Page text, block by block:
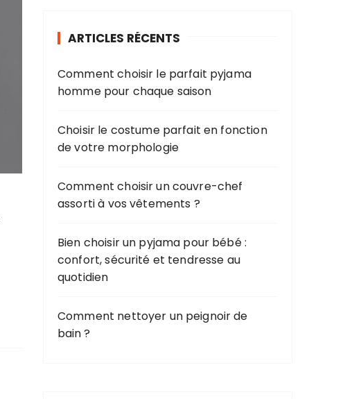
ARTICLES RÉCENTS
Comment choisir le parfait pyjama
homme pour chaque saison
Choisir le costume parfait en fonction
de votre morphologie
Comment choisir un couvre-chef
assorti à vos vêtements ?
Bien choisir un pyjama pour bébé :
confort, sécurité et tendresse au
quotidien
Comment nettoyer un peignoir de
bain ?